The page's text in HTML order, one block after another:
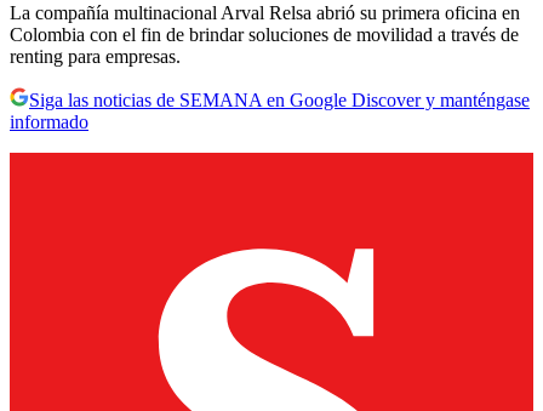
La compañía multinacional Arval Relsa abrió su primera oficina en
Colombia con el fin de brindar soluciones de movilidad a través de
renting para empresas.
Siga las noticias de SEMANA en Google Discover y manténgase
informado